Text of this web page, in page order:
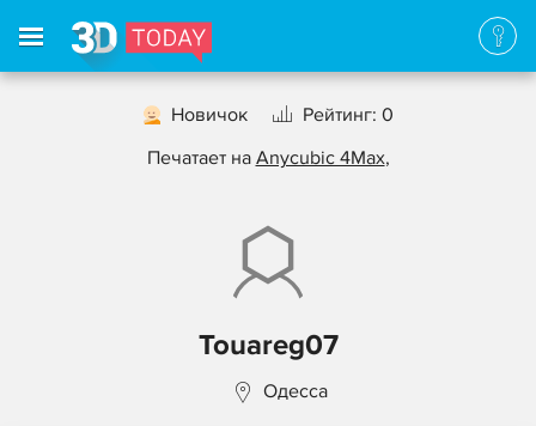
Новичок
Рейтинг: 0
Печатает на Anycubic 4Max,
Touareg07
Одесса